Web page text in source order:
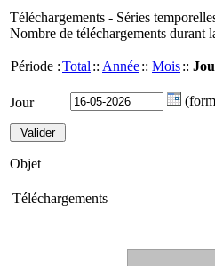
Téléchargements - Séries
Nombre de téléchargements durant
Période :Total :: Année:: Mois::
Jour
Objet
Téléchargements